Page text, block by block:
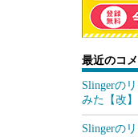
最近のコ
Slingerの
みた【改】
Slingerの